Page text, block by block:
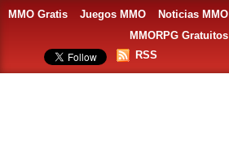
MMO Gratis Juegos MMO Noticias MMO
MMORPG Gratuitos
RSS